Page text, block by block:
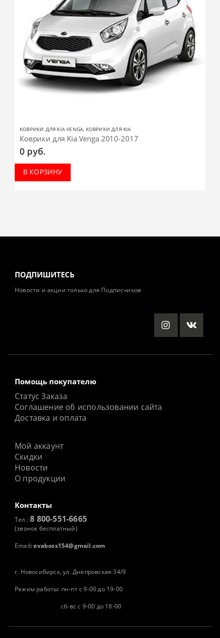
КОВРИКИ ДЛЯ KIA VENGA, КОВРИКИ ДЛЯ KIA
Коврики для Kia Venga 2010-2017
0 руб.
В КОРЗИНУ
ПОДПИШИТЕСЬ
Новости и акции только для Подписчиков
Помощь покупателю
Статус Заказа
Соглашение об использовании сайта
Доставка и оплата
Мой аккаунт
Скидки
Новости
О продукции
Контакты
Тел.:8 800-551-6665
(звонок бесплатный)
Email: evaboss154@gmail.com
г. Новосибирск, ул. Днепровская 34/9
Режим работы: пн-пт с 9-00 до 19-00
сб-вс с 9-00 до 18-00